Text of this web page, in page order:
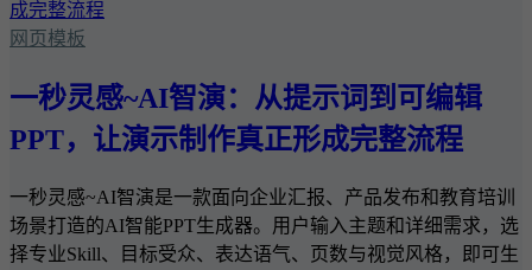
网页模板
一秒灵感~AI智演：从提示词到可编辑
PPT，让演示制作真正形成完整流程
一秒灵感~AI智演是一款面向企业汇报、产品发布和教育培训
场景打造的AI智能PPT生成器。用户输入主题和详细需求，选
择专业Skill、目标受众、表达语气、页数与视觉风格，即可生